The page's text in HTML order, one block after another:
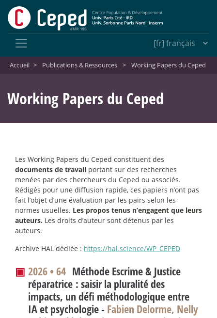
Accueil > Publications & Ressources > Working Papers du Ceped
Working Papers du Ceped
Les Working Papers du Ceped constituent des
documents de travail portant sur des recherches
menées par des chercheurs du Ceped ou associés.
Rédigés pour une diffusion rapide, ces papiers n’ont pas
fait l’objet d’une évaluation par les pairs selon les
normes usuelles. Les propos tenus n’engagent que leurs
auteurs. Les droits d’auteur sont détenus par les
auteurs.
Archive HAL dédiée : https://hal.science/WP_CEPED
▣ 2026 • 64 Méthode Escrime & Justice
réparatrice : saisir la pluralité des
impacts, un défi méthodologique entre
IA et psychologie -Fabien Delorme, Nelly